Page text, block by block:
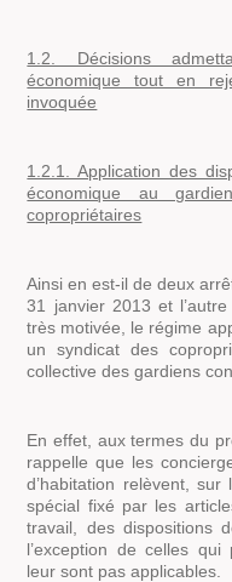
1.2. Décisions
économique tout en
invoquée
1.2.1. Application des
économique au
copropriétaires
Ainsi en est-il de deux
31 janvier 2013 et
très motivée, le régime
un syndicat des
collective des gardiens
En effet, aux termes du
rappelle que les
d’habitation relèvent,
spécial fixé par les
travail, des dispositions
l’exception de celles qui
leur sont pas applicables.